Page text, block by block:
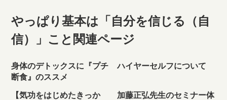
やっぱり基本は「自分を信じる（自
信）」こと関連ページ
身体のデトックスに『プチ
断食』のススメ
ハイヤーセルフについて
【気功をはじめたきっか
加藤正弘先生のセミナー体